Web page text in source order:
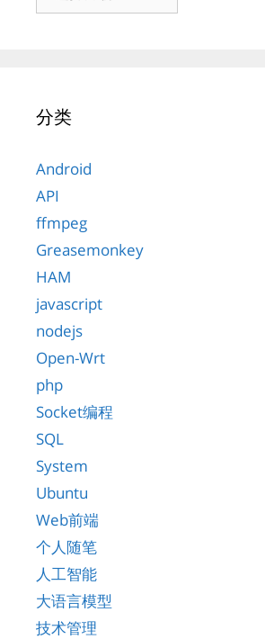
分类
Android
API
ffmpeg
Greasemonkey
HAM
javascript
nodejs
Open-Wrt
php
Socket编程
SQL
System
Ubuntu
Web前端
个人随笔
人工智能
大语言模型
技术管理